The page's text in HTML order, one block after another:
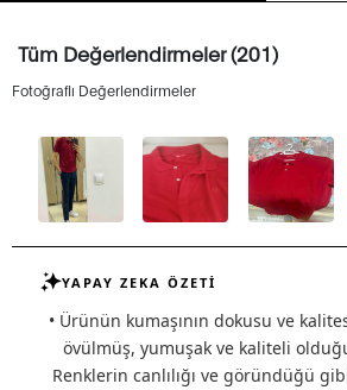
Tüm Değerlendirmeler (201)
Fotoğraflı Değerlendirmeler
YAPAY ZEKA ÖZETİ
• Ürünün kumaşının dokusu ve
övülmüş, yumuşak ve kaliteli
Renklerin canlılığı ve göründüğü